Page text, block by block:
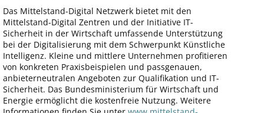
Das Mittelstand-Digital Netzwerk bietet mit den
Mittelstand-Digital Zentren und der Initiative IT-
Sicherheit in der Wirtschaft umfassende Unterstützung
bei der Digitalisierung mit dem Schwerpunkt Künstliche
Intelligenz. Kleine und mittlere Unternehmen profitieren
von konkreten Praxisbeispielen und passgenauen,
anbieterneutralen Angeboten zur Qualifikation und IT-
Sicherheit. Das Bundesministerium für Wirtschaft und
Energie ermöglicht die kostenfreie Nutzung. Weitere